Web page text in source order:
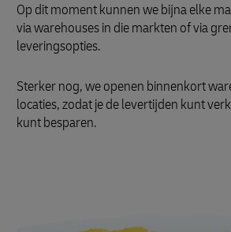
Op dit moment kunnen we bijna elke
via warehouses in die markten of via
leveringsopties.
Sterker nog, we openen binnenkort
locaties, zodat je de levertijden kunt
kunt besparen.